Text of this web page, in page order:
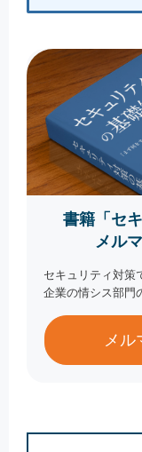
書籍「セ
メル
セキュリティ対策
企業の情シス部門
メル